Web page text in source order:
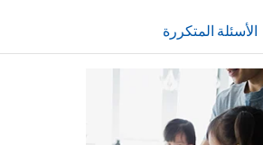
الأسئلة المتكررة